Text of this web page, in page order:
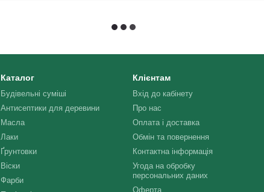
Каталог
Будівельні суміші
Антисептики для деревини
Масла
Лаки
Ґрунтовки
Віски
Фарби
Клієнтам
Вхід до кабінету
Про нас
Оплата і доставка
Обмін та повернення
Контактна інформація
Угода на обробку
персональних даних
Оферта